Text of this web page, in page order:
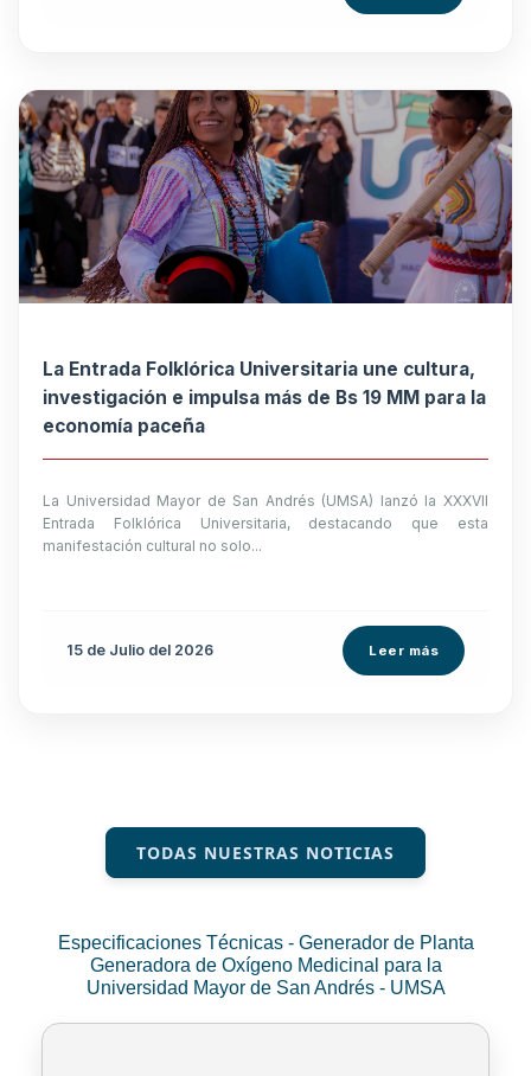
La Entrada Folklórica Universitaria une cultura,
investigación e impulsa más de Bs 19 MM para la
economía paceña
La Universidad Mayor de San Andrés (UMSA) lanzó la XXXVII
Entrada Folklórica Universitaria, destacando que esta
manifestación cultural no solo...
15 de Julio del 2026 Leer más
TODAS NUESTRAS NOTICIAS
Especificaciones Técnicas - Generador de Planta
Generadora de Oxígeno Medicinal para la
Universidad Mayor de San Andrés - UMSA